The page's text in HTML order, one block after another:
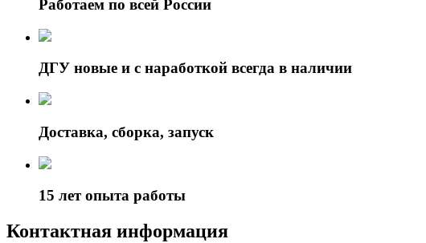
Работаем по всей России
ДГУ новые и с наработкой всегда в наличии
Доставка, сборка, запуск
15 лет опыта работы
Контактная информация